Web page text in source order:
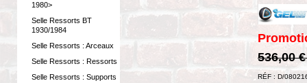
1980>
Selle Ressorts BT
1930/1984
Selle Ressorts : Arceaux
Selle Ressorts : Ressorts
Selle Ressorts : Supports
536,00
RÉF : D/